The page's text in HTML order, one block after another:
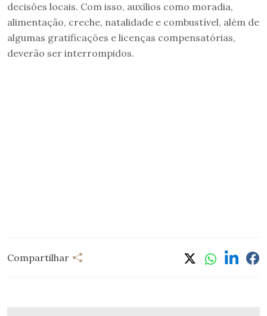
decisões locais. Com isso, auxílios como moradia,
alimentação, creche, natalidade e combustível, além de
algumas gratificações e licenças compensatórias,
deverão ser interrompidos.
Compartilhar